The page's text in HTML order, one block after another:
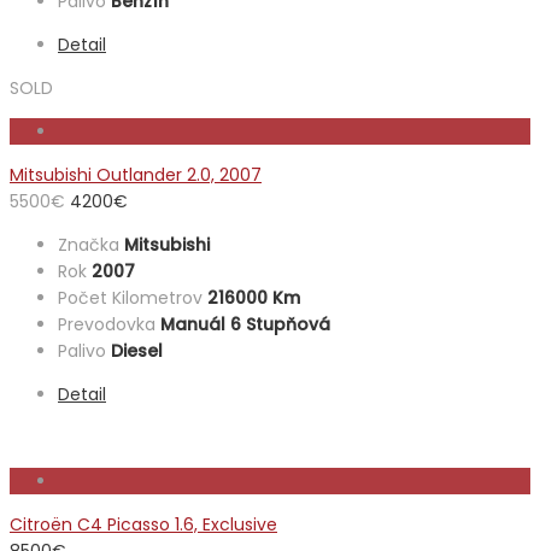
Detail
SOLD
Mitsubishi Outlander 2.0, 2007
5500€ 4200€
Značka Mitsubishi
Rok 2007
Počet Kilometrov 216000 Km
Prevodovka Manuál 6 Stupňová
Palivo Diesel
Detail
Citroën C4 Picasso 1.6, Exclusive